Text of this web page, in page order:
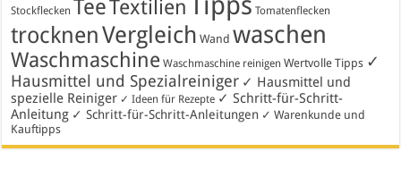
Stockflecken TeeTextilien Tomatenflecken
trocknenVergleich Wand waschen
Waschmaschine Waschmaschine reinigen Wertvolle Tipps ✓
Hausmittel und Spezialreiniger ✓ Hausmittel und
spezielle Reiniger ✓ Ideen für Rezepte ✓ Schritt-für-Schritt-
Anleitung ✓ Schritt-für-Schritt-Anleitungen ✓ Warenkunde und
Kauftipps